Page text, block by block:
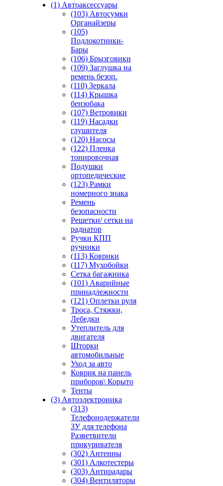
(1) Автоаксессуары
(103) Автосумки
Органайзеры
(105)
Подлокотники-
Бары
(106) Брызговики
(109) Заглушка на
ремень безоп.
(110) Зеркала
(114) Крышка
бензобака
(107) Ветровики
(119) Насадки
глушителя
(120) Насосы
(122) Пленка
тонировочная
Подушки
ортопедические
(123) Рамки
номерного знака
Ремень
безопасности
Решетки/ сетки на
радиатор
Ручки КПП
ручники
(113) Коврики
(117) Мухобойки
Сетка багажника
(101) Аварийные
принадлежности
(121) Оплетки руля
Троса, Стяжки,
Лебедки
Утеплитель для
двигателя
Шторки
автомобильные
Уход за авто
Коврик на панель
приборов\ Корыто
Тенты
(3) Автоэлектроника
(313)
Телефонодержатели
ЗУ для телефона
Разветвители
прикуривателя
(302) Антенны
(301) Алкотестеры
(303) Антирадары
(304) Вентиляторы